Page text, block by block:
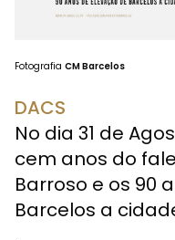
Fotografia CM Barcelos
DACS
No dia 31 de
cem anos do
Barroso e os 90
Barcelos a